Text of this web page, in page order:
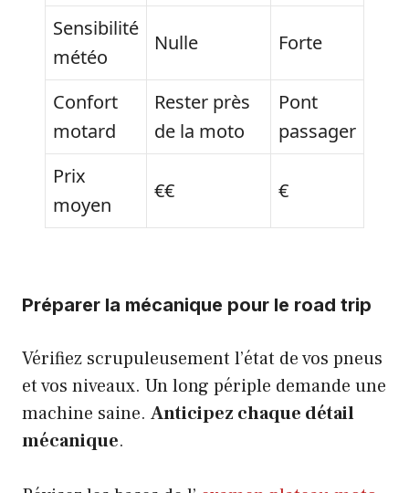
Sensibilité
météo
Nulle Forte
Confort
motard
Rester près
de la moto
Pont
passager
Prix
moyen
€€ €
Préparer la mécanique pour le road trip
Vérifiez scrupuleusement l’état de vos pneus
et vos niveaux. Un long périple demande une
machine saine. Anticipez chaque détail
mécanique.